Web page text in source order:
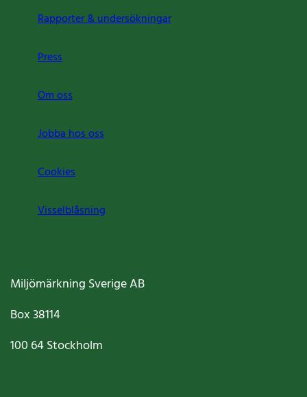
Rapporter & undersökningar
Press
Om oss
Jobba hos oss
Cookies
Visselblåsning
Miljömärkning Sverige AB
Box38114
100 64Stockholm